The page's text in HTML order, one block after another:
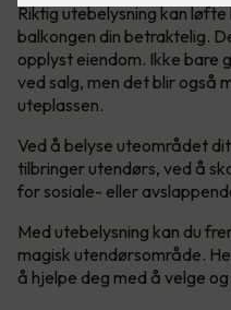
Riktig utebelysning kan
balkongen din betraktelig.
opplyst eiendom. Ikke bare
ved salg, men det blir også
uteplassen.
Ved å belyse uteområdet
tilbringer utendørs, ved å
for sosiale- eller
Med utebelysning kan du
magisk utendørsområde.
å hjelpe deg med å velge